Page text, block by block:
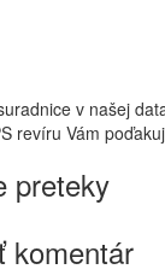
v našej
revíru Vám
preteky
komentár